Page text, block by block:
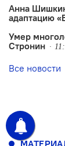
Анна
адаптацию
Умер
Стронин
Все новости